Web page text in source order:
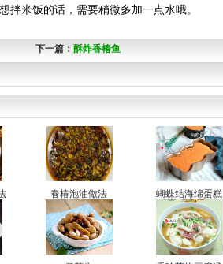
拌米饭的话，需要稍微多加一点水哦。
下一篇： 酥炸香椿鱼
春椿泡油做法 蝴蝶结海绵蛋糕